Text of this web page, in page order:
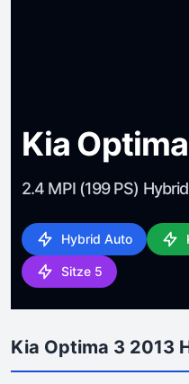
Kia
2.4 MPI (199 PS)
Hybrid Auto
Sitze 5
Kia Optima 3 2013